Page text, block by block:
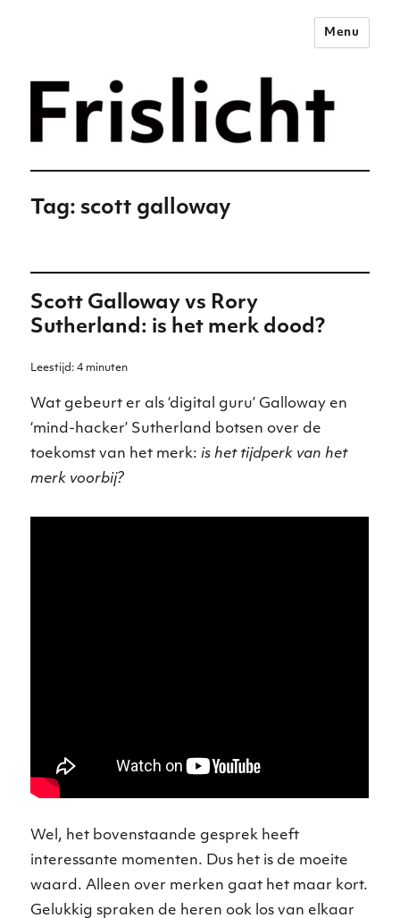
Merkstrategie voor het
digitale tijdperk –
Frislicht
Menu
Tag: scott galloway
Scott Galloway vs Rory
Sutherland: is het merk dood?
Leestijd:4 minuten
Wat gebeurt er als ‘digital guru’ Galloway en
‘mind-hacker’ Sutherland botsen over de
toekomst van het merk:is het tijdperk van het
merk voorbij?
Wel, het bovenstaande gesprek heeft
interessante momenten. Dus het is de moeite
waard. Alleen over merken gaat het maar kort.
Gelukkig spraken de heren ook los van elkaar